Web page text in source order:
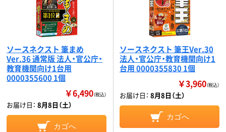
ソースネクスト 筆まめ
Ver.36 通常版 法人・官公庁・
教育機関向け1台用
0000355600 1個
￥6,490（税込）
お届け日： 8月8日（土）
カゴへ
ソースネクスト 筆王Ver.30
法人・官公庁・教育機関向け1
台用 0000355830 1個
￥3,960（税込）
お届け日： 8月8日（土）
カゴへ